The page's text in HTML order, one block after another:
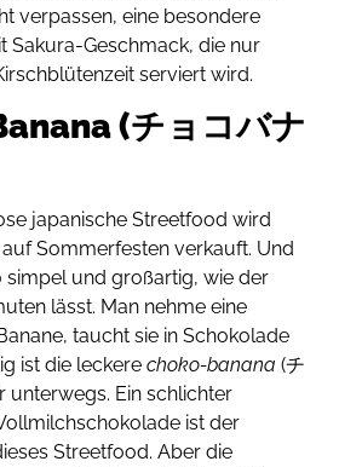
verpassen, eine besondere
Sakura-Geschmack, die nur
serviert wird.
(チョコバナ
japanische Streetfood wird
Sommerfesten verkauft. Und
simpel und großartig, wie der
lässt. Man nehmeeine
taucht sie in Schokolade
ist die leckere choko-banana (チ
unterwegs. Ein schlichter
ist der
Streetfood. Aber die